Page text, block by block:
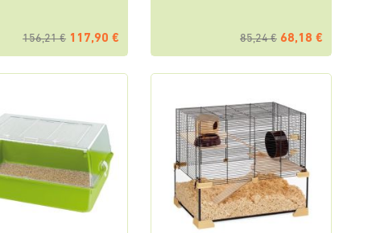
156,21 € 117,90 € 85,24 € 68,18 €